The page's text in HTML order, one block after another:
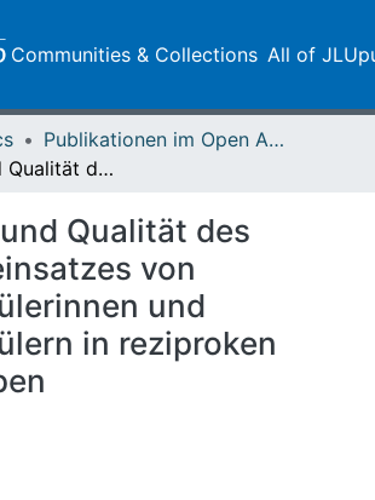
Communities & Collections All of
Publikationen im Open Access gefördert durch die UB
Quantität und Qualität des Strategieeinsatzes von Grundschülerinnen und Grundschülern in reziproken Lesegruppen
Qualität des
von
und
in reziproken